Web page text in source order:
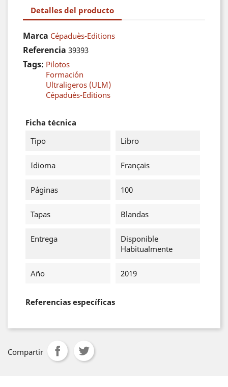
Detalles del producto
Marca Cépaduès-Editions
Referencia 39393
Tags: Pilotos
Formación
Ultraligeros (ULM)
Cépaduès-Editions
Ficha técnica
Tipo
Libro
Idioma Français
Páginas 100
Tapas Blandas
Entrega
Disponible
Habitualmente
Año 2019
Referencias específicas
Compartir